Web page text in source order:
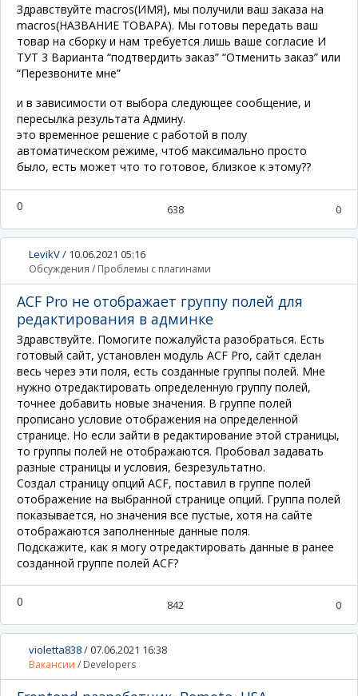
Здравствуйте macros(ИМЯ), мы получили ваш заказа на
macros(НАЗВАНИЕ ТОВАРА). Мы готовы передать ваш
товар на сборку и нам требуется лишь ваше согласие И
ТУТ 3 Варианта “подтвердить заказ” “Отменить заказ” или
“Перезвоните мне”
и в зависимости от выбора следующее сообщение, и
пересылка результата Админу.
это временное решение с работой в полу
автоматическом режиме, чтоб максимально просто
было, есть может что то готовое, близкое к этому??
0 638 0
LevikV/ 10.06.2021 05:16
Обсуждения / Проблемы с плагинами
ACF Pro не отображает группу полей для
редактирования в админке
Здравствуйте. Помогите пожалуйста разобраться. Есть
готовый сайт, установлен модуль ACF Pro, сайт сделан
весь через эти поля, есть созданные группы полей. Мне
нужно отредактировать определенную группу полей,
точнее добавить новые значения. В группе полей
прописано условие отображения на определенной
странице. Но если зайти в редактирование этой страницы,
то группы полей не отображаются. Пробовал задавать
разные страницы и условия, безрезультатно.
Создал страницу опций ACF, поставил в группе полей
отображение на выбранной странице опций. Группа полей
показывается, но значения все пустые, хотя на сайте
отображаются заполненные данные поля.
Подскажите, как я могу отредактировать данные в ранее
созданной группе полей ACF?
0 842 0
violetta838/07.06.2021 16:38
Вакансии / Developers